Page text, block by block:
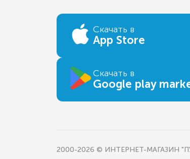
Скачать в
App Store
Скачать в
Google play
2000-2026 © ИНТЕРНЕТ-МАГАЗИН